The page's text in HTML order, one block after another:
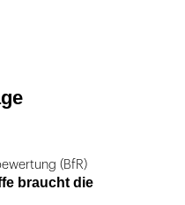
(BfR)
braucht die